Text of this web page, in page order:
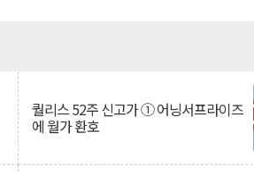
퀄리스 52주 신고가 ① 어닝서프라이즈
에 월가 환호